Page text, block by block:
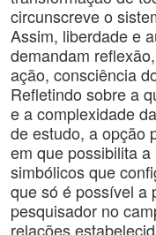
circunscreve o
Assim, liberdade e
demandam
ação, consciência
Refletindo sobre a
e a complexidade
de estudo, a opção
em que possibilita
simbólicos que
que só é possível a
pesquisador no
relações